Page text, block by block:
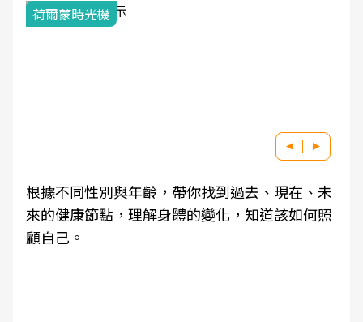
荷爾蒙時光機
根據不同性別與年齡，帶你找到過去、現在、未
來的健康節點，理解身體的變化，知道該如何照
顧自己。